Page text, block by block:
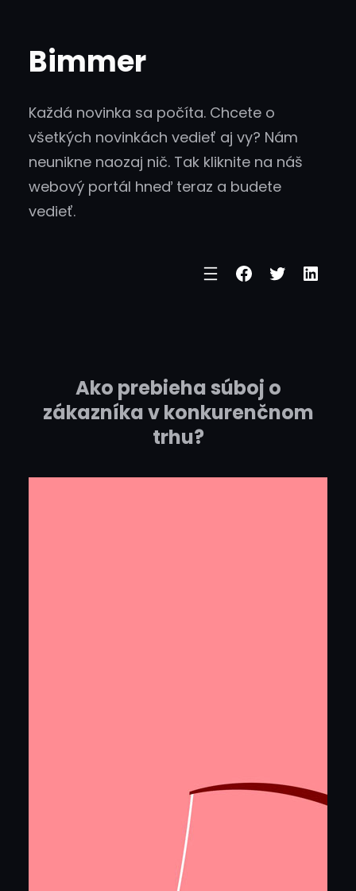
content
Bimmer
Každá novinka sa počíta. Chcete o
všetkých novinkách vedieť aj vy? Nám
neunikne naozaj nič. Tak kliknite na náš
webový portál hneď teraz a budete
vedieť.
Facebook
Twitter
Ako prebieha súboj o
zákazníka v konkurenčnom
trhu?